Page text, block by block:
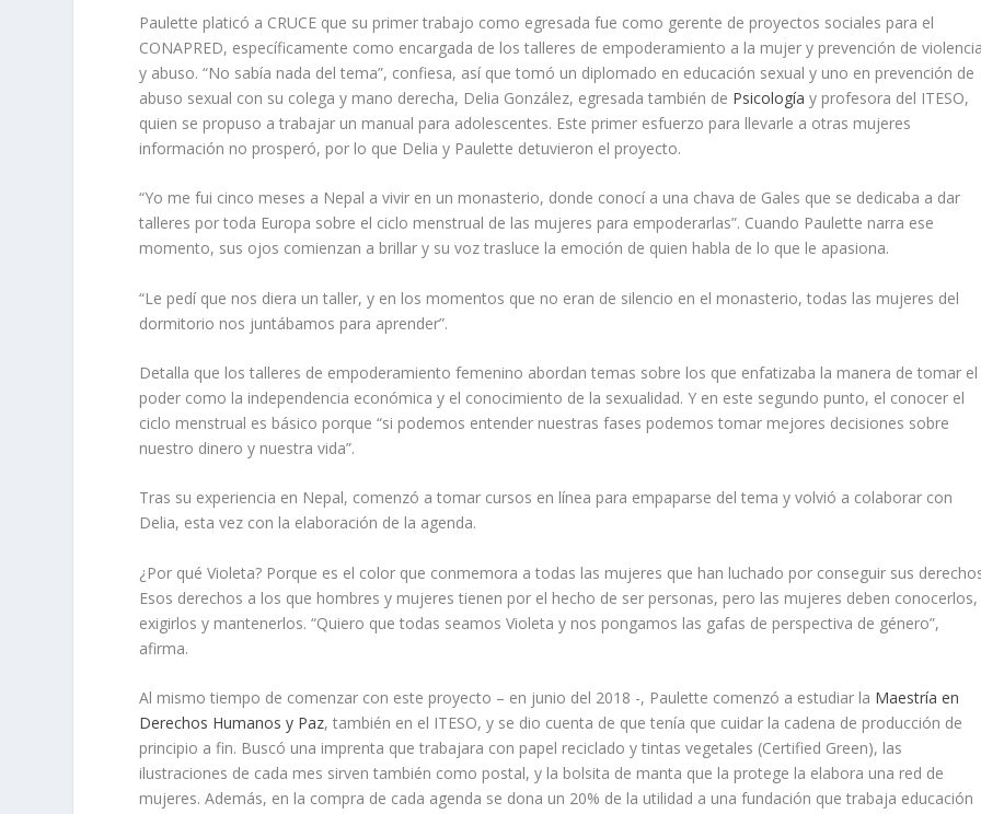
Paulette platicó a CRUCE que su primer trabajo como egresada fue como gerente de proyectos sociales para el
CONAPRED, específicamente como encargada de los talleres de empoderamiento a la mujer y prevención de
y abuso. “No sabía nada del tema”, confiesa, así que tomó un diplomado en educación sexual y uno en prevención de
abuso sexual con su colega y mano derecha, Delia González, egresada también de Psicología y profesora del ITESO,
quien se propuso a trabajar un manual para adolescentes. Este primer esfuerzo para llevarle a otras mujeres
información no prosperó, por lo que Delia y Paulette detuvieron el proyecto.
“Yo me fui cinco meses a Nepal a vivir en un monasterio, donde conocí a una chava de Gales que se dedicaba a dar
talleres por toda Europa sobre el ciclo menstrual de las mujeres para empoderarlas”. Cuando Paulette narra ese
momento, sus ojos comienzan a brillar y su voz trasluce la emoción de quien habla de lo que le apasiona.
“Le pedí que nos diera un taller, y en los momentos que no eran de silencio en el monasterio, todas las mujeres del
dormitorio nos juntábamos para aprender”.
Detalla que los talleres de empoderamiento femenino abordan temas sobre los que enfatizaba la manera de tomar el
poder como la independencia económica y el conocimiento de la sexualidad. Y en este segundo punto, el conocer el
ciclo menstrual es básico porque “si podemos entender nuestras fases podemos tomar mejores decisiones sobre
nuestro dinero y nuestra vida”.
Tras su experiencia en Nepal, comenzó a tomar cursos en línea para empaparse del tema y volvió a colaborar con
Delia, esta vez con la elaboración de la agenda.
¿Por qué Violeta? Porque es el color que conmemora a todas las mujeres que han luchado por conseguir sus
Esos derechos a los que hombres y mujeres tienen por el hecho de ser personas, pero las mujeres deben conocerlos,
exigirlos y mantenerlos. “Quiero que todas seamos Violeta y nos pongamos las gafas de perspectiva de género”,
afirma.
Al mismo tiempo de comenzar con este proyecto – en junio del 2018 -, Paulette comenzó a estudiar la Maestría en
Derechos Humanos y Paz, también en el ITESO, y se dio cuenta de que tenía que cuidar la cadena de producción de
principio a fin. Buscó una imprenta que trabajara con papel reciclado y tintas vegetales (Certified Green), las
ilustraciones de cada mes sirven también como postal, y la bolsita de manta que la protege la elabora una red de
mujeres. Además, en la compra de cada agenda se dona un 20% de la utilidad a una fundación que trabaja educación